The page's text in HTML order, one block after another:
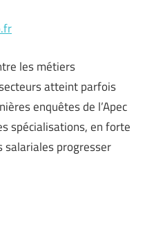
les métiers
atteint parfois
enquêtes de l’Apec
spécialisations, en forte
progresser